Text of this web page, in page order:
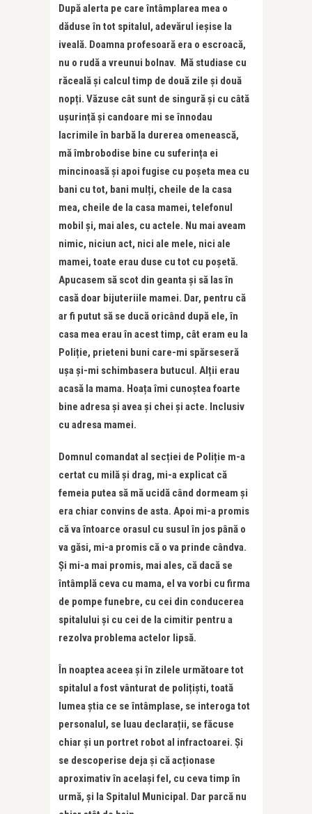
După alerta pe care întâmplarea mea o
dăduse în tot spitalul, adevărul ieșise la
iveală. Doamna profesoară era o escroacă,
nu o rudă a vreunui bolnav. Mă studiase cu
răceală și calcul timp de două zile și două
nopți. Văzuse cât sunt de singură și cu câtă
ușurință și candoare mi se înnodau
lacrimile în barbă la durerea omenească,
mă îmbrobodise bine cu suferința ei
mincinoasă și apoi fugise cu poșeta mea cu
bani cu tot, bani mulți, cheile de la casa
mea, cheile de la casa mamei, telefonul
mobil și, mai ales, cu actele. Nu mai aveam
nimic, niciun act, nici ale mele, nici ale
mamei, toate erau duse cu tot cu poșetă.
Apucasem să scot din geanta și să las în
casă doar bijuteriile mamei. Dar, pentru că
ar fi putut să se ducă oricând după ele, în
casa mea erau în acest timp, cât eram eu la
Poliție, prieteni buni care-mi spărseseră
ușa și-mi schimbasera butucul. Alții erau
acasă la mama. Hoața îmi cunoștea foarte
bine adresa și avea și chei și acte. Inclusiv
cu adresa mamei.
Domnul comandat al secției de Poliție m-a
certat cu milă și drag, mi-a explicat că
femeia putea să mă ucidă când dormeam și
era chiar convins de asta. Apoi mi-a promis
că va întoarce orasul cu susul în jos până o
va găsi, mi-a promis că o va prinde cândva.
Și mi-a mai promis, mai ales, că dacă se
întâmplă ceva cu mama, el va vorbi cu firma
de pompe funebre, cu cei din conducerea
spitalului și cu cei de la cimitir pentru a
rezolva problema actelor lipsă.
În noaptea aceea și în zilele următoare tot
spitalul a fost vânturat de polițiști, toată
lumea știa ce se întâmplase, se interoga tot
personalul, se luau declarații, se făcuse
chiar și un portret robot al infractoarei. Și
se descoperise deja și că acționase
aproximativ în același fel, cu ceva timp în
urmă, și la Spitalul Municipal. Dar parcă nu